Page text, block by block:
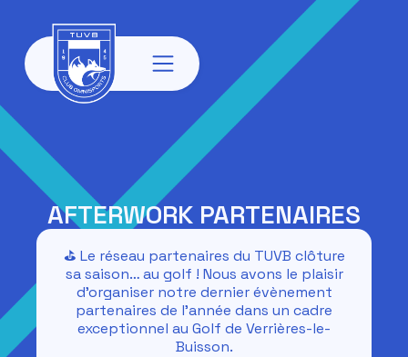
AFTERWORK PARTENAIRES
⛳ Le réseau partenaires du TUVB clôture
sa saison… au golf ! Nous avons le plaisir
d’organiser notre dernier évènement
partenaires de l’année dans un cadre
exceptionnel au Golf de Verrières-le-
Buisson.